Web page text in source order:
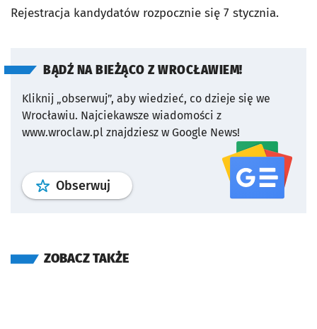
Rejestracja kandydatów rozpocznie się 7 stycznia.
BĄDŹ NA BIEŻĄCO Z WROCŁAWIEM!
Kliknij „obserwuj”, aby wiedzieć, co dzieje się we
Wrocławiu. Najciekawsze wiadomości z
www.wroclaw.pl znajdziesz w Google News!
Obserwuj profil serwisu
ZOBACZ TAKŻE